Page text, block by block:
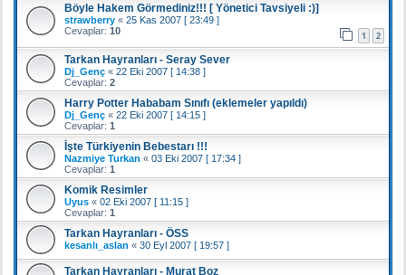
Böyle Hakem Görmediniz!!! [ Yönetici Tavsiyeli :)]
strawberry « 25 Kas 2007 [ 23:49 ]
Cevaplar: 10 1 2
Tarkan Hayranları - Seray Sever
Dj_Genç « 22 Eki 2007 [ 14:38 ]
Cevaplar: 2
Harry Potter Hababam Sınıfı (eklemeler yapıldı)
Dj_Genç « 22 Eki 2007 [ 14:15 ]
Cevaplar: 1
İşte Türkiyenin Bebestarı !!!
Nazmiye Turkan « 03 Eki 2007 [ 17:34 ]
Cevaplar: 1
Komik Resimler
Uyus « 02 Eki 2007 [ 11:15 ]
Cevaplar: 1
Tarkan Hayranları - ÖSS
kesanlı_aslan « 30 Eyl 2007 [ 19:57 ]
Tarkan Hayranları - Murat Boz